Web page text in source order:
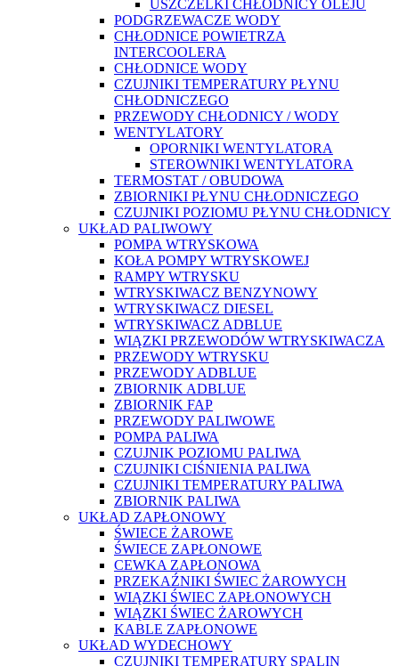
USZCZELKI CHŁODNICY OLEJU
PODGRZEWACZE WODY
CHŁODNICE POWIETRZA
INTERCOOLERA
CHŁODNICE WODY
CZUJNIKI TEMPERATURY PŁYNU
CHŁODNICZEGO
PRZEWODY CHŁODNICY / WODY
WENTYLATORY
OPORNIKI WENTYLATORA
STEROWNIKI WENTYLATORA
TERMOSTAT / OBUDOWA
ZBIORNIKI PŁYNU CHŁODNICZEGO
CZUJNIKI POZIOMU PŁYNU CHŁODNICY
UKŁAD PALIWOWY
POMPA WTRYSKOWA
KOŁA POMPY WTRYSKOWEJ
RAMPY WTRYSKU
WTRYSKIWACZ BENZYNOWY
WTRYSKIWACZ DIESEL
WTRYSKIWACZ ADBLUE
WIĄZKI PRZEWODÓW WTRYSKIWACZA
PRZEWODY WTRYSKU
PRZEWODY ADBLUE
ZBIORNIK ADBLUE
ZBIORNIK FAP
PRZEWODY PALIWOWE
POMPA PALIWA
CZUJNIK POZIOMU PALIWA
CZUJNIKI CIŚNIENIA PALIWA
CZUJNIKI TEMPERATURY PALIWA
ZBIORNIK PALIWA
UKŁAD ZAPŁONOWY
ŚWIECE ŻAROWE
ŚWIECE ZAPŁONOWE
CEWKA ZAPŁONOWA
PRZEKAŹNIKI ŚWIEC ŻAROWYCH
WIĄZKI ŚWIEC ZAPŁONOWYCH
WIĄZKI ŚWIEC ŻAROWYCH
KABLE ZAPŁONOWE
UKŁAD WYDECHOWY
CZUJNIKI TEMPERATURY SPALIN